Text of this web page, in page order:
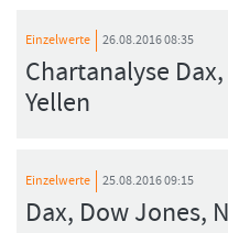
Einzelwerte 26.08.2016 08:35
Chartanalyse
Yellen
Einzelwerte 25.08.2016 09:15
Dax, Dow Jones,